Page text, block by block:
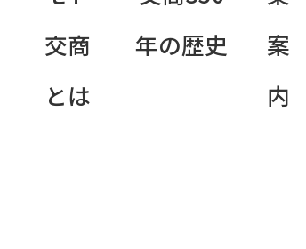
交商
とは
年の歴史
案
内